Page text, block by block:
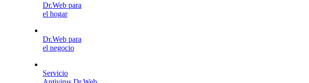
Dr.Web para
el hogar
Dr.Web para
el negocio
Servicio